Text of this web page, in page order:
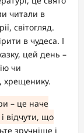
читали в
світогляд.
в чудеса. І
цей день –
чи
хрещенику.
– це наче
відчути, що
зручніше і